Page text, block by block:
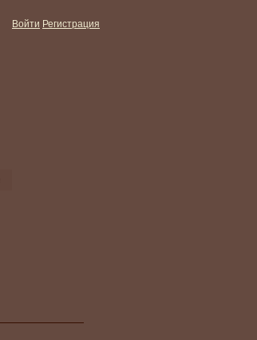
Войти Регистрация